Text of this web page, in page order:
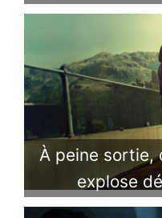
À peine sortie,
explose